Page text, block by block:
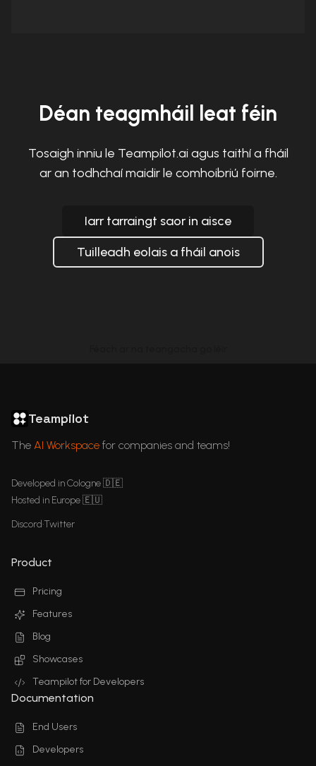
Déan teagmháil leat féin
Tosaigh inniu le Teampilot.ai agus taithí a fháil
ar an todhchaí maidir le comhoibriú foirne.
Iarr tarraingt saor in aisce
Tuilleadh eolais a fháil anois
Teampilot
The AI Workspace for companies and teams!
Developed in Cologne 🇩🇪
Hosted in Europe 🇪🇺
Discord•Twitter
Product
Pricing
Features
Blog
Showcases
Teampilot for Developers
Documentation
End Users
Developers
ChatGPT in Languages
GDPR Compliant ChatGPT
ChatGPT for business
Articles